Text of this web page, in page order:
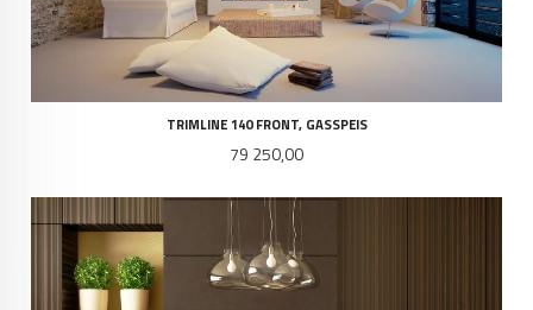
TRIMLINE 140 FRONT, GASSPEIS
Pris
79 250,00